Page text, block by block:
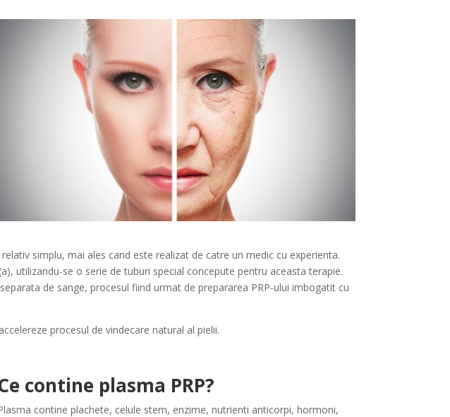
simplu, mai ales cand este realizat de catre un medic cu experienta.
utilizandu-se o serie de tuburi special concepute pentru aceasta terapie.
de sange, procesul fiind urmat de prepararea PRP-ului imbogatit cu
procesul de vindecare natural al pielii.
contine plasma PRP?
contine plachete, celule stem, enzime, nutrienti anticorpi, hormoni,